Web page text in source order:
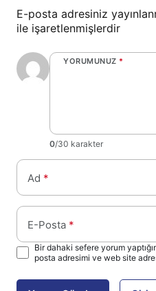
E-posta adresiniz
ile işaretlenmişlerdir
YORUMUNUZ *
0/30 karakter
Ad *
E-Posta *
Bir dahaki sefere yorum
posta adresimi ve web site